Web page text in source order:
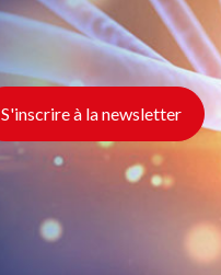
S'inscrire à la newsletter